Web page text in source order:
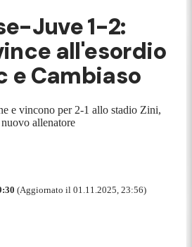
Juve 1-2:
all'esordio
e Cambiaso
e vincono per 2-1 allo stadio Zini,
allenatore
(Aggiornato il 01.11.2025, 23:56)